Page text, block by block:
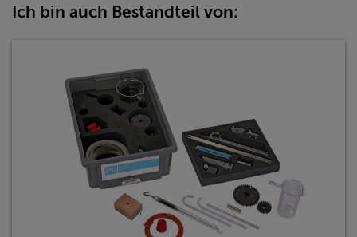
Ich bin auch Bestandteil von: